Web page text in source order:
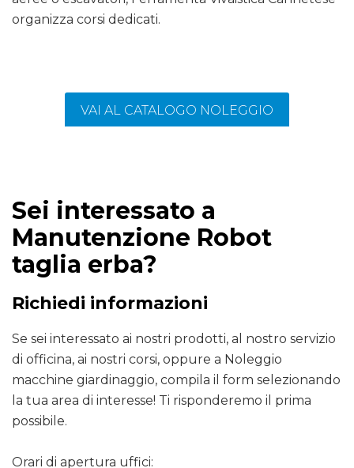
organizza corsi dedicati.
VAI AL CATALOGO NOLEGGIO
Sei interessato a
Manutenzione Robot
taglia erba?
Richiedi informazioni
Se sei interessato ai nostri prodotti, al nostro servizio
di officina, ai nostri corsi, oppure a Noleggio
macchine giardinaggio, compila il form selezionando
la tua area di interesse! Ti risponderemo il prima
possibile.
Orari di apertura uffici: